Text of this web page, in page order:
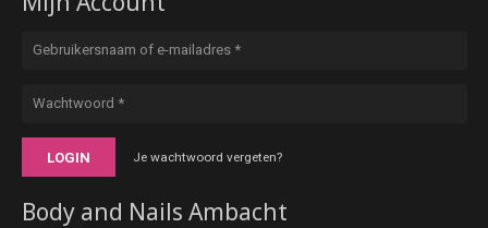
LOGIN Je wachtwoord vergeten?
Body and Nails Ambacht